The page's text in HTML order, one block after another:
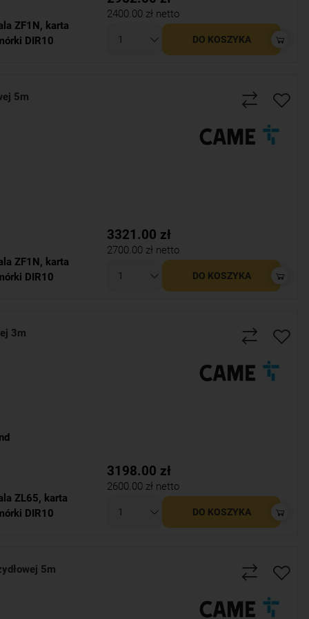
ZF1N, karta
DIR10
2400.00 zł netto
DO KOSZYKA
5m
ZF1N, karta
DIR10
3321.00 zł
2700.00 zł netto
DO KOSZYKA
3m
ZL65, karta
DIR10
3198.00 zł
2600.00 zł netto
DO KOSZYKA
5m